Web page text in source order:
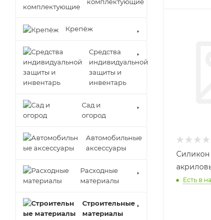
Силикон
Есть в
Крепёж
Средства
индивидуальной
защиты и
инвентарь
Сад и
огород
Автомобильные
аксессуары
Расходные
материалы
Строительные
материалы